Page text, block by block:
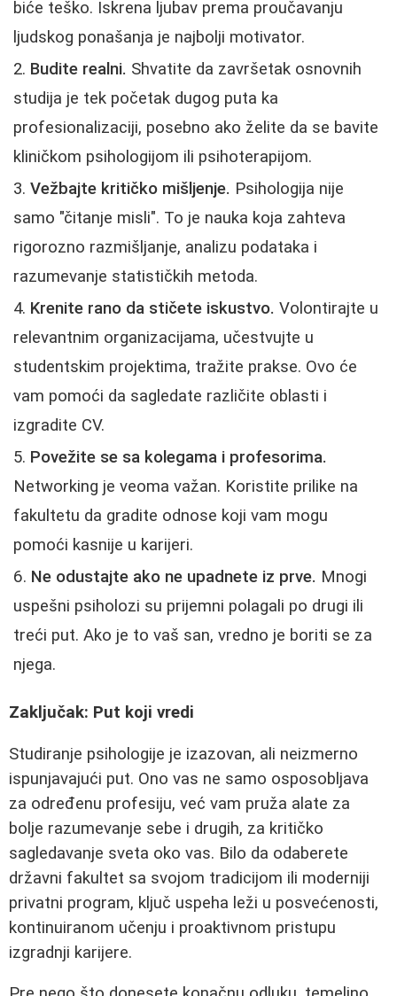
biće teško. Iskrena ljubav prema proučavanju
ljudskog ponašanja je najbolji motivator.
Budite realni. Shvatite da završetak osnovnih
studija je tek početak dugog puta ka
profesionalizaciji, posebno ako želite da se bavite
kliničkom psihologijom ili psihoterapijom.
Vežbajte kritičko mišljenje. Psihologija nije
samo "čitanje misli". To je nauka koja zahteva
rigorozno razmišljanje, analizu podataka i
razumevanje statističkih metoda.
Krenite rano da stičete iskustvo. Volontirajte u
relevantnim organizacijama, učestvujte u
studentskim projektima, tražite prakse. Ovo će
vam pomoći da sagledate različite oblasti i
izgradite CV.
Povežite se sa kolegama i profesorima.
Networking je veoma važan. Koristite prilike na
fakultetu da gradite odnose koji vam mogu
pomoći kasnije u karijeri.
Ne odustajte ako ne upadnete iz prve. Mnogi
uspešni psiholozi su prijemni polagali po drugi ili
treći put. Ako je to vaš san, vredno je boriti se za
njega.
Zaključak: Put koji vredi
Studiranje psihologije je izazovan, ali neizmerno
ispunjavajući put. Ono vas ne samo osposobljava
za određenu profesiju, već vam pruža alate za
bolje razumevanje sebe i drugih, za kritičko
sagledavanje sveta oko vas. Bilo da odaberete
državni fakultet sa svojom tradicijom ili moderniji
privatni program, ključ uspeha leži u posvećenosti,
kontinuiranom učenju i proaktivnom pristupu
izgradnji karijere.